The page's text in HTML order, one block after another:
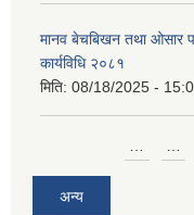
मानव बेचबिखन तथा ओसार
कार्यविधि २०८१
मिति: 08/18/2025 -
… …
अन्य